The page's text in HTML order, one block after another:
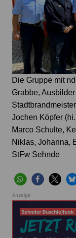
Die Gruppe mit
Grabbe,
Jochen Köpfer
Marco Schulte,
Niklas, Johanna,
StFw Sehnde
Anzeige